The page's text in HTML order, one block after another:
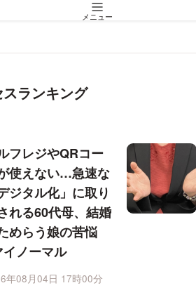
メニュー
スランキング
フレジやQRコー
使えない…急速な
ジタル化」に取り
れる60代母、結婚
めらう娘の苦悩
イノーマル
年08月04日 17時00分